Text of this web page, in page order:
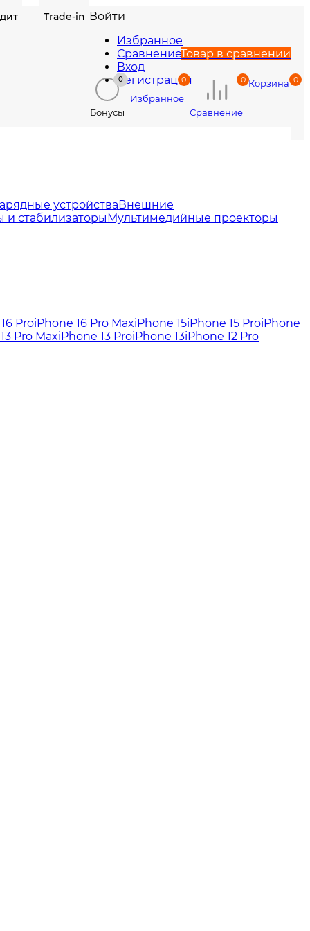
Trade-in Войти
Избранное
СравнениеТовар в сравнении
Вход
Регистрация
0
Бонусы
0
Избранное
0
Сравнение
0
Корзина
устройстваВнешние
стабилизаторыМультимедийные проекторы
ProiPhone 16 Pro MaxiPhone 15iPhone 15 ProiPhone
Pro MaxiPhone 13 ProiPhone 13iPhone 12 Pro